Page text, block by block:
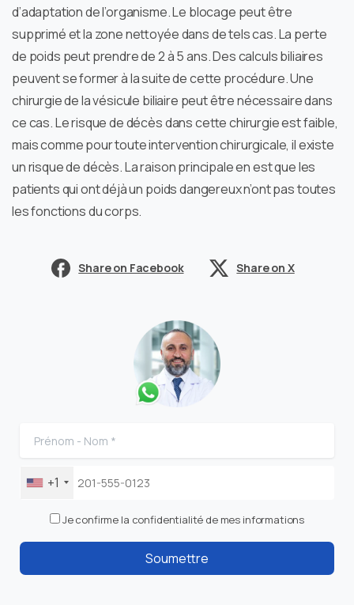
d’adaptation de l’organisme. Le blocage peut être
supprimé et la zone nettoyée dans de tels cas. La perte
de poids peut prendre de 2 à 5 ans. Des calculs biliaires
peuvent se former à la suite de cette procédure. Une
chirurgie de la vésicule biliaire peut être nécessaire dans
ce cas. Le risque de décès dans cette chirurgie est faible,
mais comme pour toute intervention chirurgicale, il existe
un risque de décès. La raison principale en est que les
patients qui ont déjà un poids dangereux n’ont pas toutes
les fonctions du corps.
Share on Facebook Share on X
+1
Je confirme la confidentialité de mes informations